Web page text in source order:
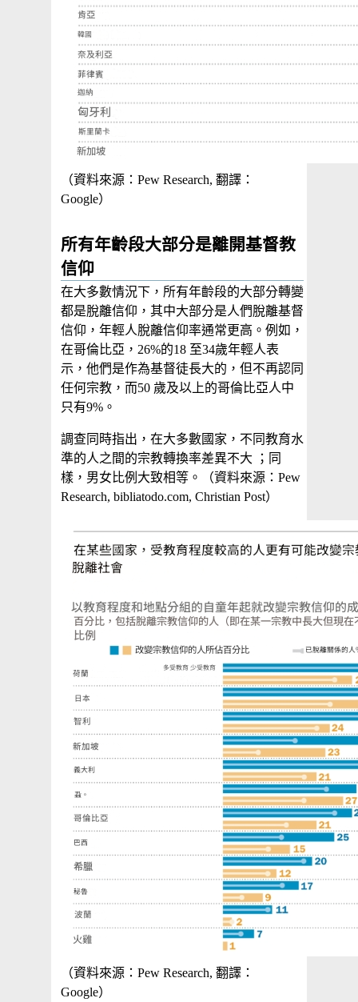
（資料來源：Pew Research, 翻譯：
Google）
所有年齡段大部分是離開基督教
信仰
在大多數情況下，所有年齡段的大部分轉變
都是脫離信仰，其中大部分是人們脫離基督
信仰，年輕人脫離信仰率通常更高。例如，
在哥倫比亞，26%的18 至34歲年輕人表
示，他們是作為基督徒長大的，但不再認同
任何宗教，而50 歲及以上的哥倫比亞人中
只有9%。
調查同時指出，在大多數國家，不同教育水
準的人之間的宗教轉換率差異不大 ；同
樣，男女比例大致相等。（資料來源：Pew
Research, bibliatodo.com, Christian Post）
（資料來源：Pew Research, 翻譯：
Google）